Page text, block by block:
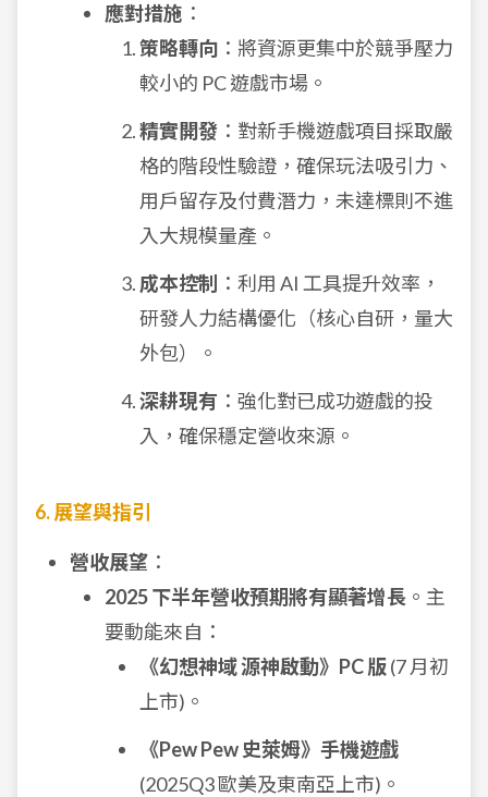
應對措施 ：
策略轉向 ：將資源更集中於競爭壓力
較小的 PC 遊戲市場。
精實開發 ：對新手機遊戲項目採取嚴
格的階段性驗證，確保玩法吸引力、
用戶留存及付費潛力，未達標則不進
入大規模量產。
成本控制 ：利用 AI 工具提升效率，
研發人力結構優化（核心自研，量大
外包）。
深耕現有 ：強化對已成功遊戲的投
入，確保穩定營收來源。
6. 展望與指引
營收展望 ：
2025 下半年營收預期將有顯著增長 。主
要動能來自：
《幻想神域 源神啟動》PC 版(7 月初
上市)。
《Pew Pew 史萊姆》手機遊戲
(2025Q3 歐美及東南亞上市)。